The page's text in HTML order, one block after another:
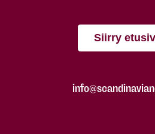
Siirry